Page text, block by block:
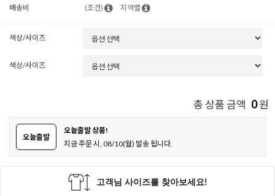
배송비
(조건) 지역별
색상/사이즈
색상/사이즈
총 상품 금액 0원
오늘출발
오늘출발 상품!
지금 주문 시, 08/10(월) 발송 됩니다.